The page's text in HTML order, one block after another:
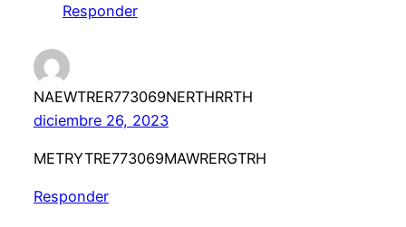
Responder
NAEWTRER773069NERTHRRTH
diciembre 26, 2023
METRYTRE773069MAWRERGTRH
Responder